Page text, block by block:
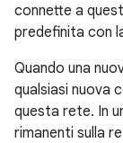
connette a
predefinita con
Quando una
qualsiasi nuova
questa rete. In
rimanenti sulla